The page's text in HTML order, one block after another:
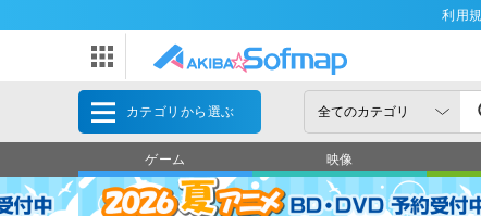
利用
カテゴリから選ぶ
ゲーム 映像